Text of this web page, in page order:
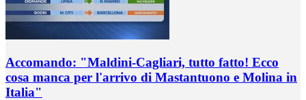
Accomando: "Maldini-Cagliari, tutto fatto! Ecco
cosa manca per l'arrivo di Mastantuono e Molina in
Italia"